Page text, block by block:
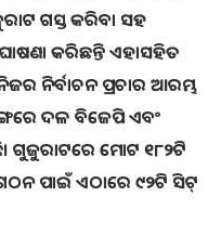
ଗସ୍ତ କରିବା ସହ
କରିଛନ୍ତି ଏହାସହିତ
ନିର୍ବାଚନ ପ୍ରଚାର ଆରମ୍ଭ
ଦଳ ବିଜେପି ଏବଂ
ଗୁଜୁରାଟରେ ମୋଟ ୧୮୨ଟି
ପାଇଁ ଏଠାରେ ୯୨ଟି ସିଟ୍